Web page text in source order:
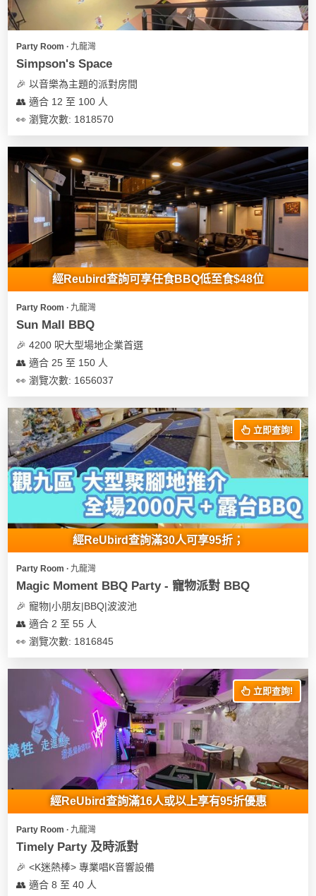
製
禮
物
場
地
佈
品
即
食
即
煮
列
聚
拍
廳
BBQ
場
新
玩
樂
體
手
坊
戶
遊
艇
出
企
活
動
婚
子
活
動
知
件
夾
神
器
侶
心
願
清
單
聯
關
Party Room ∙ 九龍灣
Simpson's Space
🎉 以音樂為主題的派對房間
👥 適合 12 至 100 人
👀 瀏覽次數: 1818570
經Reubird查詢可享任食BBQ低至食$48位
Party Room ∙ 九龍灣
Sun Mall BBQ
🎉 4200 呎大型場地企業首選
👥 適合 25 至 150 人
👀 瀏覽次數: 1656037
立即查詢!
經ReUbird查詢滿30人可享95折；
Party Room ∙ 九龍灣
Magic Moment BBQ Party - 寵物派對 BBQ
🎉 寵物|小朋友|BBQ|波波池
👥 適合 2 至 55 人
👀 瀏覽次數: 1816845
立即查詢!
經ReUbird查詢滿16人或以上享有95折優惠
Party Room ∙ 九龍灣
Timely Party 及時派對
🎉 <K迷熱棒> 專業唱K音響設備
👥 適合 8 至 40 人